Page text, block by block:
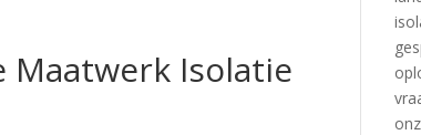
Maatwerk Isolatie